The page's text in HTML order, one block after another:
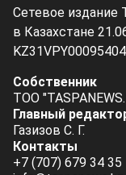
Сетевое издание
в Казахстане
Собственник
ТОО
Главный
Газизов С. Г.
Контакты
+7 (707) 679 34 35